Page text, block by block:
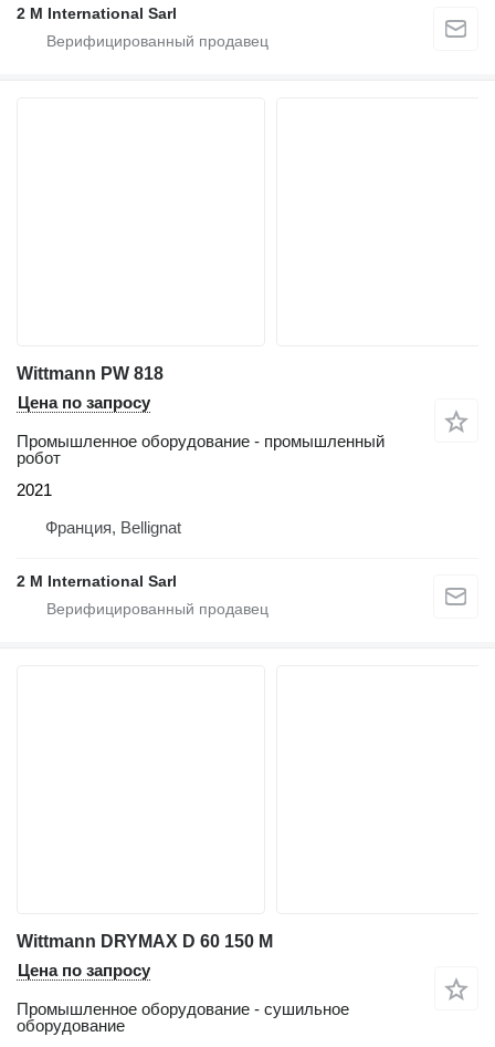
2 M International Sarl
Wittmann PW 818
Цена по запросу
Промышленное оборудование - промышленный
робот
2021
Франция, Bellignat
2 M International Sarl
Wittmann DRYMAX D 60 150 M
Цена по запросу
Промышленное оборудование - сушильное
оборудование